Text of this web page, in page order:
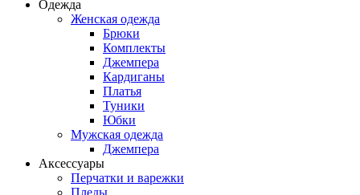
Одежда
Женская одежда
Брюки
Комплекты
Джемпера
Кардиганы
Платья
Туники
Юбки
Мужская одежда
Джемпера
Аксессуары
Перчатки и варежки
Пледы